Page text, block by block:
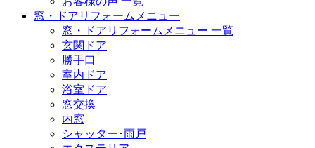
窓・ドアリフォームメニュー
窓・ドアリフォームメニュー 一覧
玄関ドア
勝手口
室内ドア
浴室ドア
窓交換
内窓
シャッター･雨戸